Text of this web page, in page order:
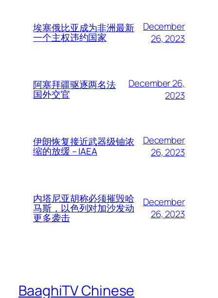
埃塞俄比亚成为非洲最新
一个主权违约国家
December
26, 2023
阿塞拜疆驱逐两名法
国外交官
December 26,
2023
伊朗恢复接近武器级铀浓
缩的放缓 – IAEA
December
26, 2023
内塔尼亚胡称必须摧毁哈
马斯，以色列对加沙发动
更多袭击
December
26, 2023
BaaghiTV Chinese